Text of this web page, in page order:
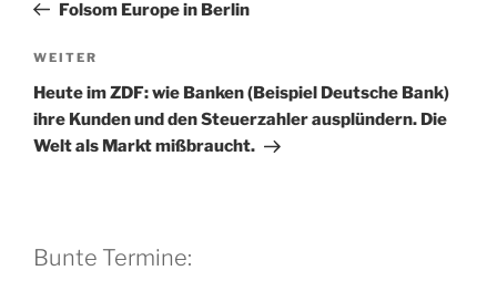
Folsom Europe in Berlin
Nächster
Beitrag
WEITER
Heute im ZDF: wie Banken (Beispiel Deutsche Bank)
ihre Kunden und den Steuerzahler ausplündern. Die
Welt als Markt mißbraucht.
Bunte Termine: